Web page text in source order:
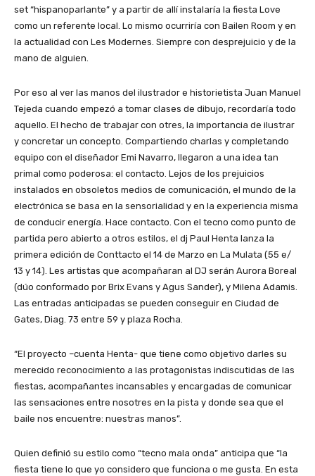
set “hispanoparlante” y a partir de allí instalaría la fiesta Love
como un referente local. Lo mismo ocurriría con Bailen Room y en
la actualidad con Les Modernes. Siempre con desprejuicio y de la
mano de alguien.
Por eso al ver las manos del ilustrador e historietista Juan Manuel
Tejeda cuando empezó a tomar clases de dibujo, recordaría todo
aquello. El hecho de trabajar con otres, la importancia de ilustrar
y concretar un concepto. Compartiendo charlas y completando
equipo con el diseñador Emi Navarro, llegaron a una idea tan
primal como poderosa: el contacto. Lejos de los prejuicios
instalados en obsoletos medios de comunicación, el mundo de la
electrónica se basa en la sensorialidad y en la experiencia misma
de conducir energía. Hace contacto. Con el tecno como punto de
partida pero abierto a otros estilos, el dj Paul Henta lanza la
primera edición de Conttacto el 14 de Marzo en La Mulata (55 e/
13 y 14). Les artistas que acompañaran al DJ serán Aurora Boreal
(dúo conformado por Brix Evans y Agus Sander), y Milena Adamis.
Las entradas anticipadas se pueden conseguir en Ciudad de
Gates, Diag. 73 entre 59 y plaza Rocha.
“El proyecto –cuenta Henta- que tiene como objetivo darles su
merecido reconocimiento a las protagonistas indiscutidas de las
fiestas, acompañantes incansables y encargadas de comunicar
las sensaciones entre nosotres en la pista y donde sea que el
baile nos encuentre: nuestras manos”.
Quien definió su estilo como “tecno mala onda” anticipa que “la
fiesta tiene lo que yo considero que funciona o me gusta. En esta